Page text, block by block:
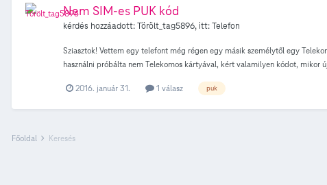
Nem SIM-es PUK kód
kérdés hozzáadott:Törölt_tag5896, itt:Telefon
Sziasztok! Vettem egy telefont még régen egy másik személytől egy
használni próbálta nem Telekomos kártyával, kért valamilyen kódot,
2016. január 31.
1 válasz puk
Főoldal Keresés